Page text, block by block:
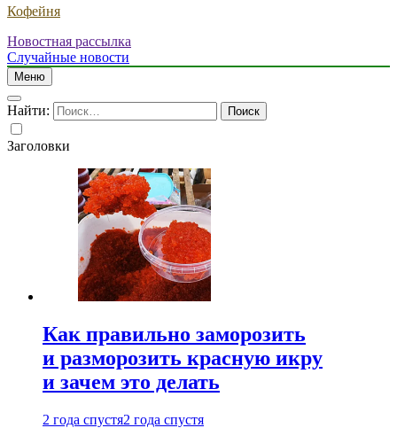
Кофейня
Новостная рассылка
Случайные новости
Меню
Найти:
Заголовки
Как правильно заморозить
и разморозить красную икру
и зачем это делать
2 года спустя2 года спустя